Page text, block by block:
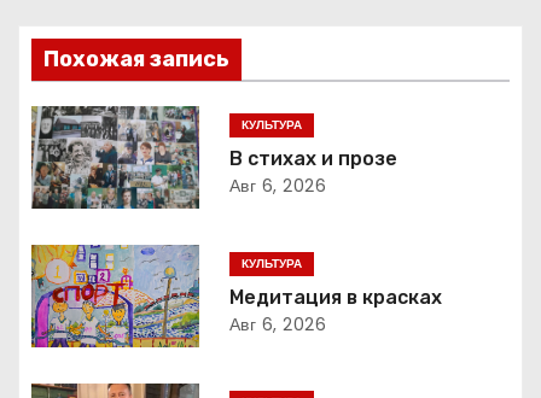
и
г
а
ц
и
я
п
Похожая запись
КУЛЬТУРА
В стихах и прозе
Авг 6, 2026
КУЛЬТУРА
Медитация в красках
Авг 6, 2026